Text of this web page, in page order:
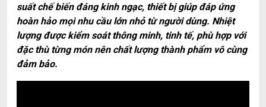
suất chế biến đáng kinh ngạc, thiết bị giúp đáp ứng
hoàn hảo mọi nhu cầu lớn nhỏ từ người dùng. Nhiệt
lượng được kiểm soát thông minh, tinh tế, phù hợp với
đặc thù từng món nên chất lượng thành phẩm vô cùng
đảm bảo.